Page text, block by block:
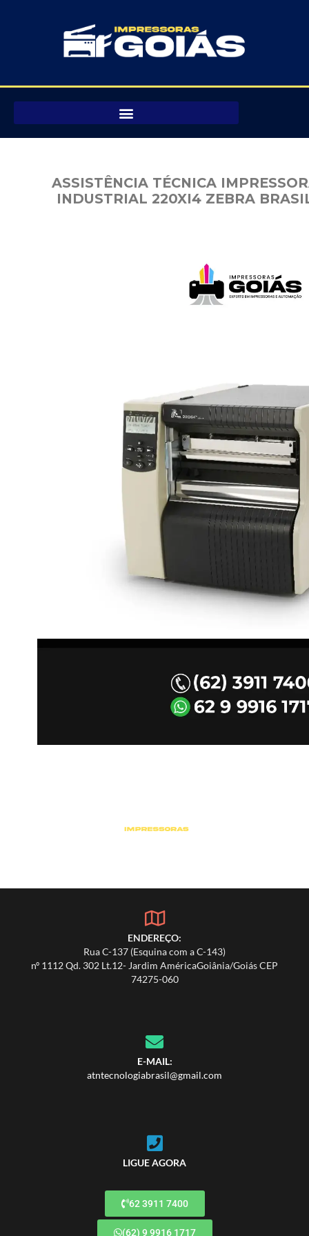
conteúdo
ASSISTÊNCIA TÉCNICA
INDUSTRIAL 220XI4 ZEBRA
ENDEREÇO:
Rua C-137 (Esquina com a C-143)
nº 1112 Qd. 302 Lt.12- Jardim AméricaGoiânia/Goiás CEP
74275-060
E-MAIL:
atntecnologiabrasil@gmail.com
LIGUE AGORA
62 3911 7400
(62) 9 9916 1717